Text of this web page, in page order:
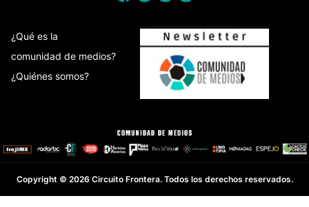
¿Qué es la
comunidad de medios?
¿Quiénes somos?
Copyright © 2026 Circuito Frontera. Todos los derechos reservados.